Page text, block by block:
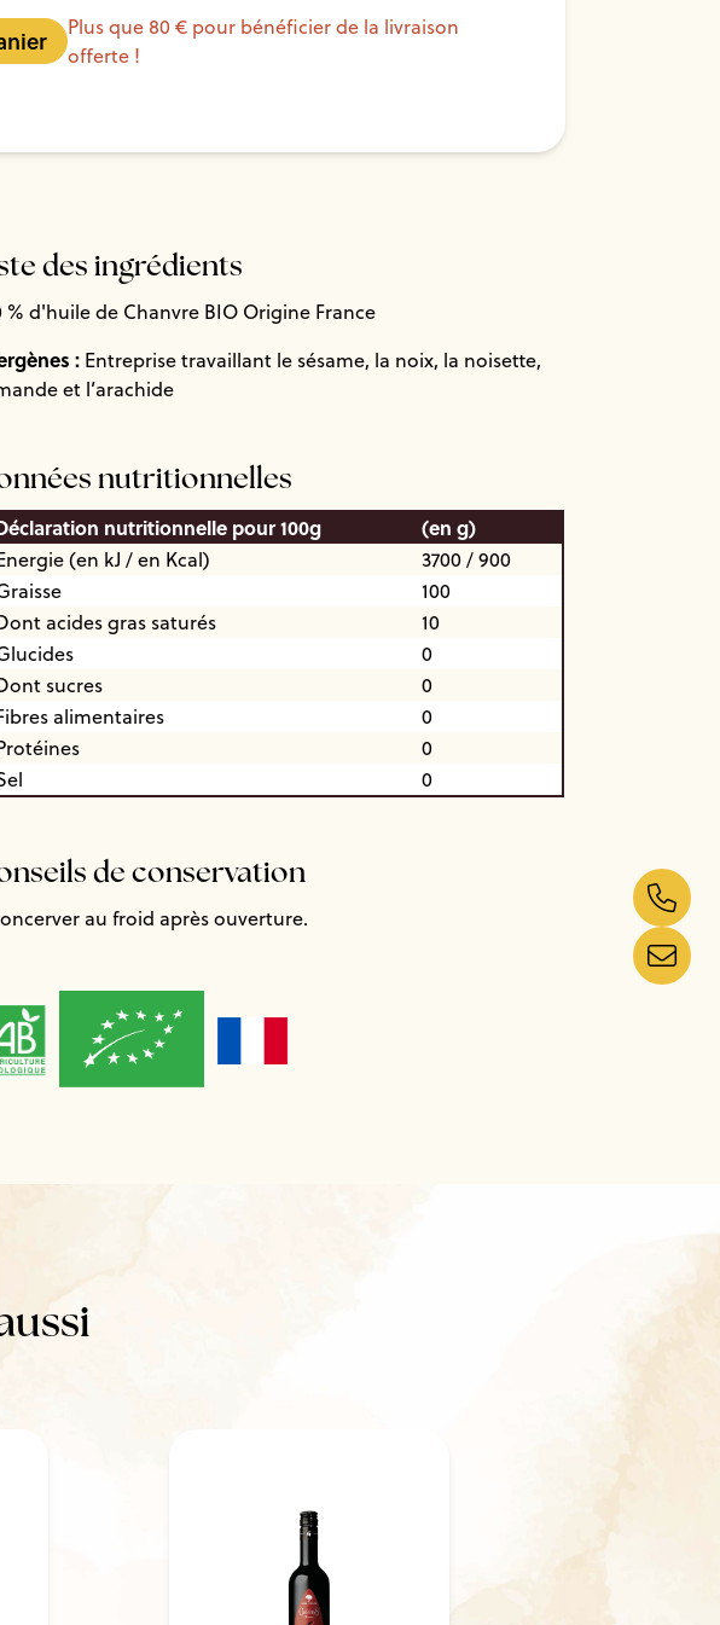
Plus que 80 € pour bénéficier de la livraison
offerte !
des ingrédients
% d'huile de Chanvre BIO Origine France
: Entreprise travaillant le sésame, la noix, la noisette,
et l’arachide
nutritionnelles
nutritionnelle pour 100g (en g)
(en kJ / en Kcal)
3700 / 900
100
acides gras saturés
10
0
sucres
0
alimentaires
0
0
0
de conservation
au froid après ouverture.
-25%